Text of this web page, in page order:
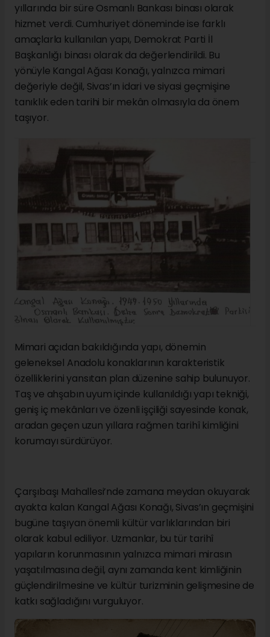
yıllarında bir süre Osmanlı Bankası binası olarak
hizmet verdi. Cumhuriyet döneminde ise farklı
amaçlarla kullanılan yapı, Demokrat Parti İl
Başkanlığı binası olarak da değerlendirildi. Bu
yönüyle Kangal Ağası Konağı, yalnızca mimari
değeriyle değil, Sivas’ın idari ve siyasi geçmişine
tanıklık eden tarihi bir mekân olmasıyla da önem
taşıyor.
Mimari açıdan bakıldığında yapı, dönemin
geleneksel Anadolu konaklarının karakteristik
özelliklerini yansıtan plan düzenine sahip bulunuyor.
Taş ve ahşabın uyum içinde kullanıldığı yapı tekniği,
geniş iç mekânları ve özenli işçiliği sayesinde konak,
aradan geçen uzun yıllara rağmen tarihî kimliğini
korumayı sürdürüyor.
Çarşıbaşı Mahallesi’nde zamana meydan okuyarak
ayakta kalan Kangal Ağası Konağı, Sivas’ın geçmişini
bugüne taşıyan önemli kültür varlıklarından biri
olarak kabul ediliyor. Uzmanlar, bu tür tarihî
yapıların korunmasının yalnızca mimari mirasın
yaşatılmasına değil, aynı zamanda kent kimliğinin
güçlendirilmesine ve kültür turizminin gelişmesine de
katkı sağladığını vurguluyor.